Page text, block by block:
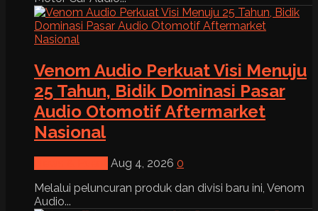
Venom Audio Perkuat Visi Menuju
25 Tahun, Bidik Dominasi Pasar
Audio Otomotif Aftermarket
Nasional
Aug 4, 2026 0
Melalui peluncuran produk dan divisi baru ini, Venom
Audio...